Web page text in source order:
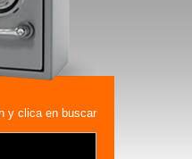
y clica en buscar